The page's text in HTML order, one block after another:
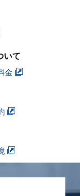
いて
金